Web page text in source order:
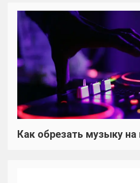
Как обрезать музыку